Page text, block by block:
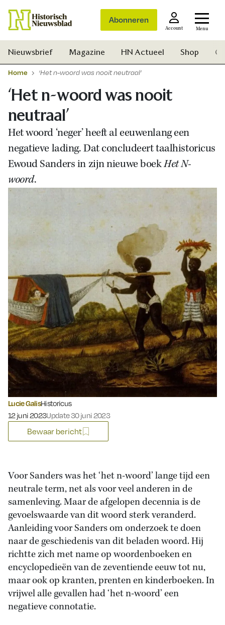
Abonneren
Account Menu
Nieuwsbrief Magazine HN Actueel Shop
Home ‘Het n-woord was nooit neutraal’
‘Het n-woord was nooit
neutraal’
Het woord ‘neger’ heeft al eeuwenlang een
negatieve lading. Dat concludeert taalhistoricus
Ewoud Sanders in zijn nieuwe boekHet N-
woord.
Lucie GalisHistoricus
Gepubliceerd op:
12 juni 2023Update 30 juni 2023
Bewaar bericht
Voor Sanders was het ‘het n-woord’ lange tijd een
neutrale term, net als voor veel anderen in de
samenleving. Maar de afgelopen decennia is de
gevoelswaarde van dit woord sterk veranderd.
Aanleiding voor Sanders om onderzoek te doen
naar de geschiedenis van dit beladen woord. Hij
richtte zich met name op woordenboeken en
encyclopedieën van de zeventiende eeuw tot nu,
maar ook op kranten, prenten en kinderboeken. In
vrijwel alle gevallen had ‘het n-woord’ een
negatieve connotatie.